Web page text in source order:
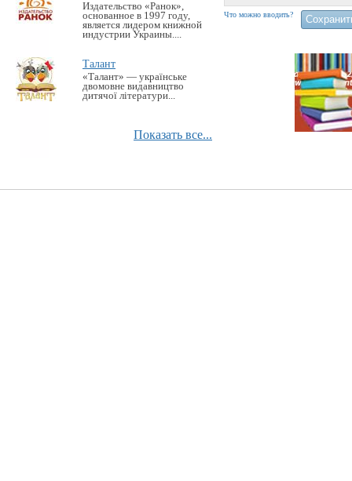
Издательство «Ранок»,
основанное в 1997 году,
является лидером книжной
индустрии Украины....
Талант
«Талант» — українське
двомовне видавництво
дитячої літератури...
Показать все...
Что можно вводить?